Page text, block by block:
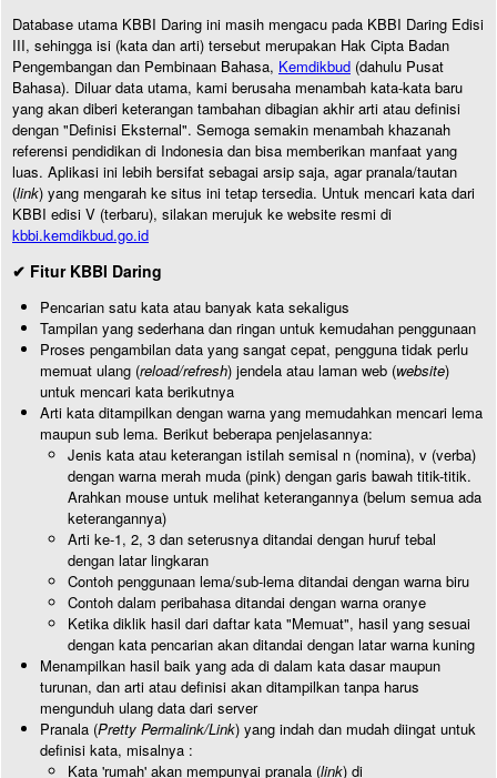
Database utama KBBI Daring ini masih mengacu pada KBBI Daring Edisi
III, sehingga isi (kata dan arti) tersebut merupakan Hak Cipta Badan
Pengembangan dan Pembinaan Bahasa, Kemdikbud (dahulu Pusat
Bahasa). Diluar data utama, kami berusaha menambah kata-kata baru
yang akan diberi keterangan tambahan dibagian akhir arti atau definisi
dengan "Definisi Eksternal". Semoga semakin menambah khazanah
referensi pendidikan di Indonesia dan bisa memberikan manfaat yang
luas. Aplikasi ini lebih bersifat sebagai arsip saja, agar pranala/tautan
(link) yang mengarah ke situs ini tetap tersedia. Untuk mencari kata dari
KBBI edisi V (terbaru), silakan merujuk ke website resmi di
kbbi.kemdikbud.go.id
✔ Fitur KBBI Daring
Pencarian satu kata atau banyak kata sekaligus
Tampilan yang sederhana dan ringan untuk kemudahan penggunaan
Proses pengambilan data yang sangat cepat, pengguna tidak perlu
memuat ulang (reload/refresh) jendela atau laman web (website)
untuk mencari kata berikutnya
Arti kata ditampilkan dengan warna yang memudahkan mencari lema
maupun sub lema. Berikut beberapa penjelasannya:
Jenis kata atau keterangan istilah semisal n (nomina), v (verba)
dengan warna merah muda (pink) dengan garis bawah titik-titik.
Arahkan mouse untuk melihat keterangannya (belum semua ada
keterangannya)
Arti ke-1, 2, 3 dan seterusnya ditandai dengan huruf tebal
dengan latar lingkaran
Contoh penggunaan lema/sub-lema ditandai dengan warna biru
Contoh dalam peribahasa ditandai dengan warna oranye
Ketika diklik hasil dari daftar kata "Memuat", hasil yang sesuai
dengan kata pencarian akan ditandai dengan latar warna kuning
Menampilkan hasil baik yang ada di dalam kata dasar maupun
turunan, dan arti atau definisi akan ditampilkan tanpa harus
mengunduh ulang data dari server
Pranala (Pretty Permalink/Link) yang indah dan mudah diingat untuk
definisi kata, misalnya :
Kata 'rumah' akan mempunyai pranala (link) di